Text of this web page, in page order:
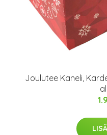
Joulutee Kaneli,